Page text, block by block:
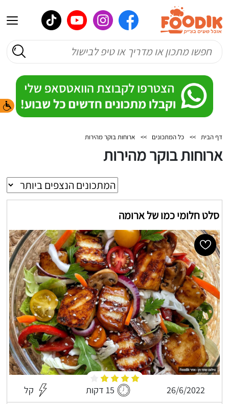
דף הבית >> כל המתכונים >> ארוחות בוקר מהירות
ארוחות בוקר מהירות
סלט חלומי כמו של ארומה
26/6/2022 15 דקות קל